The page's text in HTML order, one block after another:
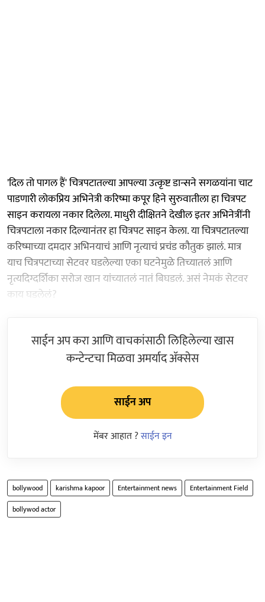
'दिल तो पागल हैं' चित्रपटातल्या आपल्या उत्कृष्ट डान्सने सगळयांना चाट
पाडणारी लोकप्रिय अभिनेत्री करिष्मा कपूर हिने सुरुवातीला हा चित्रपट
साइन करायला नकार दिलेला. माधुरी दीक्षितने देखील इतर अभिनेत्रींनी
चित्रपटाला नकार दिल्यानंतर हा चित्रपट साइन केला. या चित्रपटातल्या
करिष्माच्या दमदार अभिनयाचं आणि नृत्याचं प्रचंड कौतुक झालं. मात्र
याच चित्रपटाच्या सेटवर घडलेल्या एका घटनेमुळे तिच्यातलं आणि
नृत्यदिग्दर्शिका सरोज खान यांच्यातलं नातं बिघडलं. असं नेमकं सेटवर
काय घडलेलं?
साईन अप करा आणि वाचकांसाठी लिहिलेल्या खास
कन्टेन्टचा मिळवा अमर्याद ॲक्सेस
साईन अप
मेंबर आहात ?साईन इन
bollywood karishma kapoor Entertainment news
Entertainment Field
bollywod actor